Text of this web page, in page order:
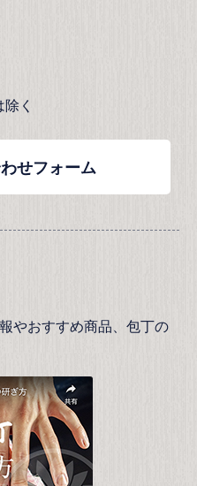
く
せフォーム
やおすすめ商品、包丁の